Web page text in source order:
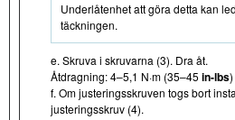
Underlåtenhet att göra detta kan
täckningen.
e. Skruva i skruvarna (3). Dra åt.
Åtdragning: 4–5,1 N·m (35–45 in-lbs)
f. Om justeringsskruven togs bort
justeringsskruv (4).